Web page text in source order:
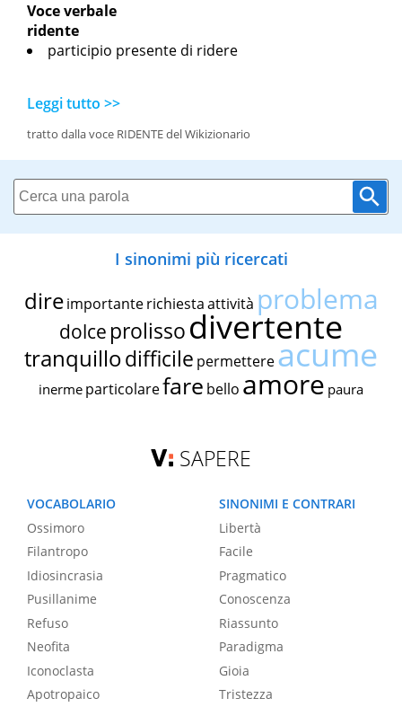
Voce verbale
ridente
participio presente di ridere
Leggi tutto >>
tratto dalla voce RIDENTE del Wikizionario
I sinonimi più ricercati
dire importante richiestaattività problema
dolce prolissodivertente
tranquillodifficile permettereacume
inerme particolarefare bello amore paura
SAPERE
VOCABOLARIO
Ossimoro
Filantropo
Idiosincrasia
Pusillanime
Refuso
Neofita
Iconoclasta
Apotropaico
SINONIMI E CONTRARI
Libertà
Facile
Pragmatico
Conoscenza
Riassunto
Paradigma
Gioia
Tristezza